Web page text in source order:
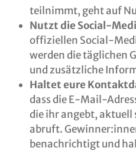
teilnimmt, geht auf
Nutzt die Social-
offiziellen Social-
werden die täglichen
und zusätzliche
Haltet eure
dass die E-Mail-
die ihr angebt,
abruft.
benachrichtigt und